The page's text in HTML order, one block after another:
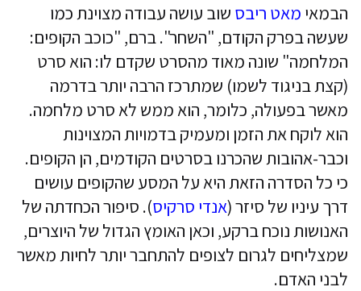
הבמאי מאט ריבס שוב עושה עבודה מצוינת כמו
שעשה בפרק הקודם, "השחר". ברם, "כוכב הקופים:
המלחמה" שונה מאוד מהסרט שקדם לו: הוא סרט
(קצת בניגוד לשמו) שמתרכז הרבה יותר בדרמה
מאשר בפעולה, כלומר, הוא ממש לא סרט מלחמה.
הוא לוקח את הזמן ומעמיק בדמויות המצוינות
וכבר-אהובות שהכרנו בסרטים הקודמים, הן הקופים.
כי כל הסדרה הזאת היא על המסע שהקופים עושים
דרך עיניו של סיזר (אנדי סרקיס). סיפור הכחדתה של
האנושות נוכח ברקע, וכאן האומץ הגדול של היוצרים,
שמצליחים לגרום לצופים להתחבר יותר לחיות מאשר
לבני האדם.